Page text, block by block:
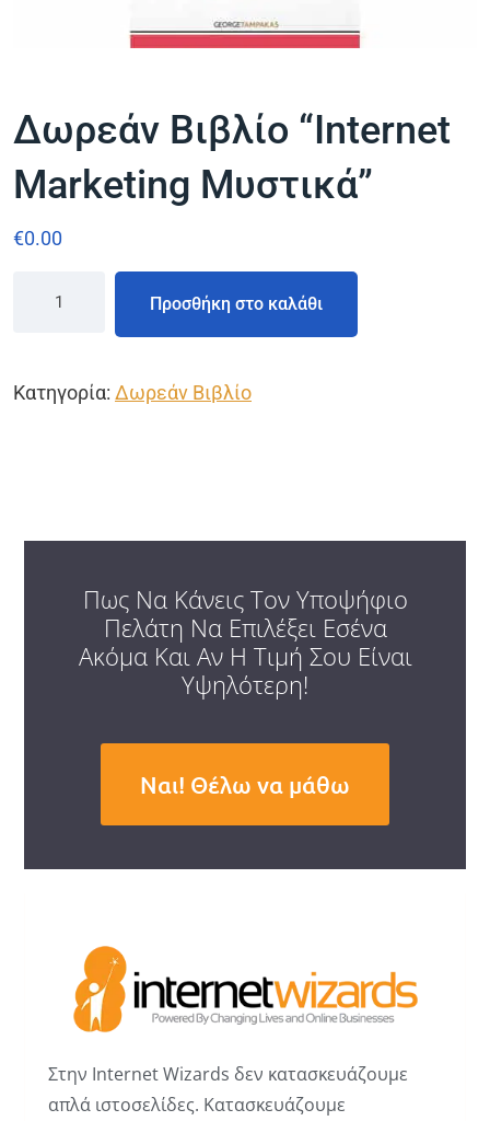
Δωρεάν Βιβλίο “Internet
Marketing Μυστικά”
€0.00
Προσθήκη στο καλάθι
Κατηγορία: Δωρεάν Βιβλίο
Πως Να Κάνεις Τον Υποψήφιο
Πελάτη Να Επιλέξει Εσένα
Ακόμα Και Αν Η Τιμή Σου Είναι
Υψηλότερη!
Ναι! Θέλω να μάθω
Στην Internet Wizards δεν κατασκευάζουμε
απλά ιστοσελίδες. Κατασκευάζουμε